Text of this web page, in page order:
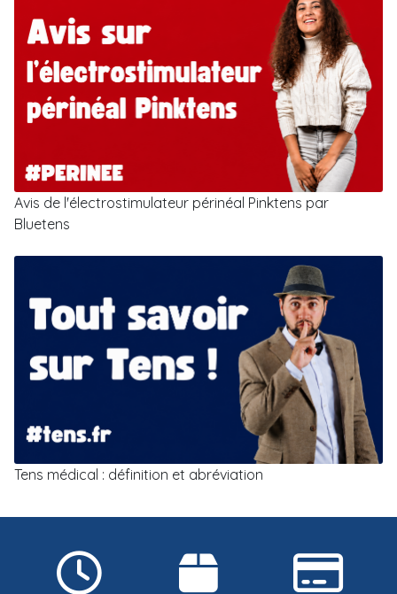
Avis de l'électrostimulateur périnéal Pinktens par
Bluetens
Tens médical : définition et abréviation